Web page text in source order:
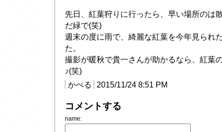
先日、紅葉狩りに行ったら、早い場所のは
だ緑で(笑)
週末の度に雨で、綺麗な紅葉を今年見られ
た。
撮影が暖秋で貴一さんが助かるなら、紅葉
♪(笑)
かぺる
2015/11/24 8:51 PM
コメントする
name: